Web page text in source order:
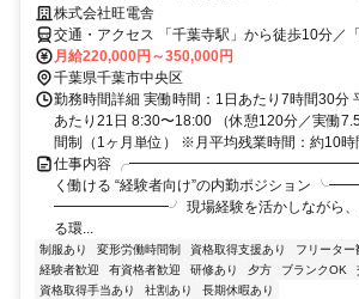
株式会社旺電舎
交通・アクセス 「千葉寺駅」から徒歩10分／
15分
月給220,000円～350,000円
千葉県千葉市中央区
勤務時間詳細 実働時間：1日あたり7時間30分
あたり21日 8:30〜18:00 （休憩120分／実働
間制（1ヶ月単位） ※月平均残業時間：約10時
仕事内容 ╭━━━━━━━━━━━━━━━━━╮
く働ける “経験者向け”の内勤ポジション
━━━━━━━━╯ 現場経験を活かしながら、
る環...
制服あり 変形労働時間制 資格取得支援あり フリーター
経験者歓迎
有資格者歓迎 研修あり 夕方 ブランクOK
資格取得手当あり
社割あり 長期休暇あり